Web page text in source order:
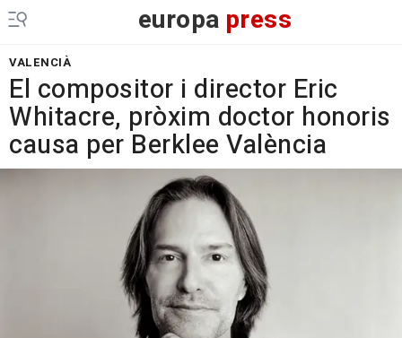
europa press
VALENCIÀ
El compositor i director Eric
Whitacre, pròxim doctor honoris
causa per Berklee València